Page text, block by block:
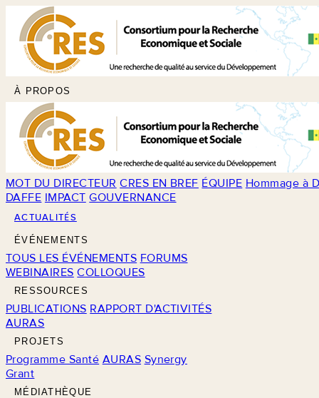
À PROPOS
MOT DU DIRECTEUR CRES EN BREF ÉQUIPE Hommage à
DAFFE IMPACT GOUVERNANCE
ACTUALITÉS
ÉVÉNEMENTS
TOUS LES ÉVÉNEMENTS FORUMS
WEBINAIRES COLLOQUES
RESSOURCES
PUBLICATIONS RAPPORT D'ACTIVITÉS
AURAS
PROJETS
Programme Santé AURAS Synergy
Grant
MÉDIATHÈQUE